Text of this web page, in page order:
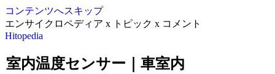
コンテンツへスキップ
エンサイクロペディア x トピック x コメント
Hitopedia
室内温度センサー｜車室内